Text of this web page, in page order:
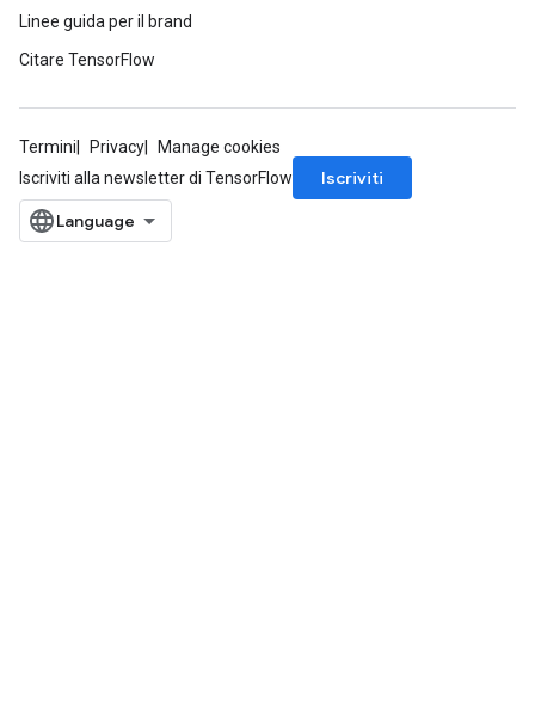
Linee guida per il brand
Citare TensorFlow
Termini Privacy
Manage cookies
Iscriviti alla newsletter di TensorFlow
Iscriviti